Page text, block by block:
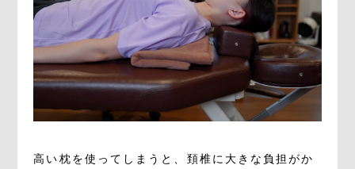
高い枕を使ってしまうと、頚椎に大きな負担がか